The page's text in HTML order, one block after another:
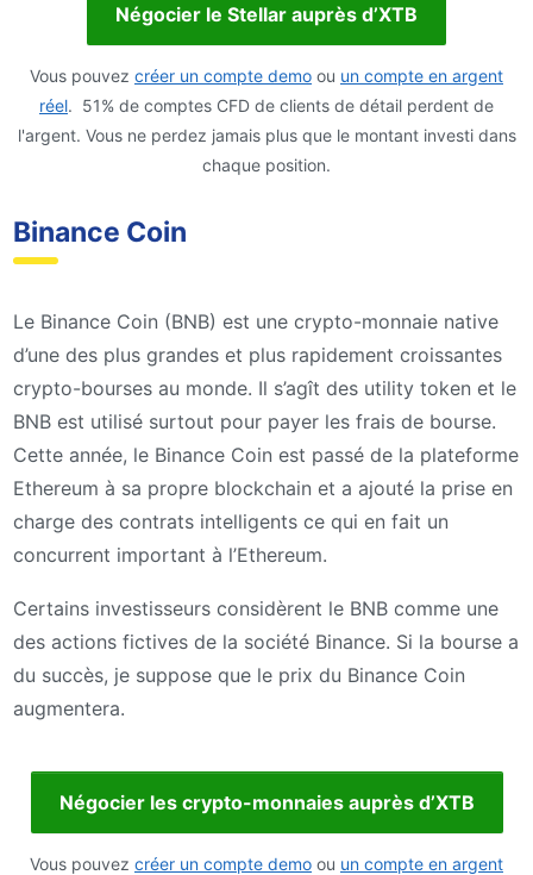
Négocier le Stellar auprès d’XTB
Vous pouvez créer un compte demo ou un compte en argent
réel. 51% de comptes CFD de clients de détail perdent de
l'argent. Vous ne perdez jamais plus que le montant investi dans
chaque position.
Binance Coin
Le Binance Coin (BNB) est une crypto-monnaie native
d’une des plus grandes et plus rapidement croissantes
crypto-bourses au monde. Il s’agît des utility token et le
BNB est utilisé surtout pour payer les frais de bourse.
Cette année, le Binance Coin est passé de la plateforme
Ethereum à sa propre blockchain et a ajouté la prise en
charge des contrats intelligents ce qui en fait un
concurrent important à l’Ethereum.
Certains investisseurs considèrent le BNB comme une
des actions fictives de la société Binance. Si la bourse a
du succès, je suppose que le prix du Binance Coin
augmentera.
Négocier les crypto-monnaies auprès d’XTB
Vous pouvez créer un compte demo ou un compte en argent